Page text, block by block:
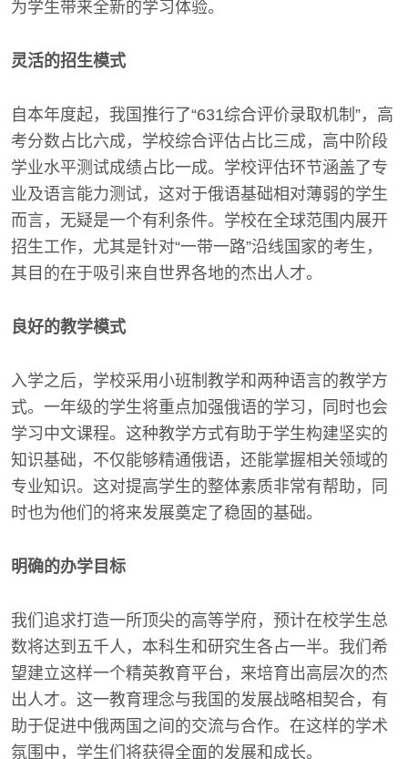
为学生带来全新的学习体验。
灵活的招生模式
自本年度起，我国推行了“631综合评价录取机制”，高
考分数占比六成，学校综合评估占比三成，高中阶段
学业水平测试成绩占比一成。学校评估环节涵盖了专
业及语言能力测试，这对于俄语基础相对薄弱的学生
而言，无疑是一个有利条件。学校在全球范围内展开
招生工作，尤其是针对“一带一路”沿线国家的考生，
其目的在于吸引来自世界各地的杰出人才。
良好的教学模式
入学之后，学校采用小班制教学和两种语言的教学方
式。一年级的学生将重点加强俄语的学习，同时也会
学习中文课程。这种教学方式有助于学生构建坚实的
知识基础，不仅能够精通俄语，还能掌握相关领域的
专业知识。这对提高学生的整体素质非常有帮助，同
时也为他们的将来发展奠定了稳固的基础。
明确的办学目标
我们追求打造一所顶尖的高等学府，预计在校学生总
数将达到五千人，本科生和研究生各占一半。我们希
望建立这样一个精英教育平台，来培育出高层次的杰
出人才。这一教育理念与我国的发展战略相契合，有
助于促进中俄两国之间的交流与合作。在这样的学术
氛围中，学生们将获得全面的发展和成长。